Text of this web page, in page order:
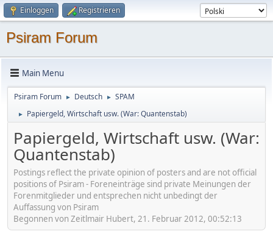
Einloggen Registrieren
Psiram Forum
Main Menu
Psiram Forum ► Deutsch ► SPAM
► Papiergeld, Wirtschaft usw. (War: Quantenstab)
Papiergeld, Wirtschaft usw. (War:
Quantenstab)
Postings reflect the private opinion of posters and are not official
positions of Psiram - Foreneinträge sind private Meinungen der
Forenmitglieder und entsprechen nicht unbedingt der
Auffassung von Psiram
Begonnen von Zeitlmair Hubert, 21. Februar 2012, 00:52:13